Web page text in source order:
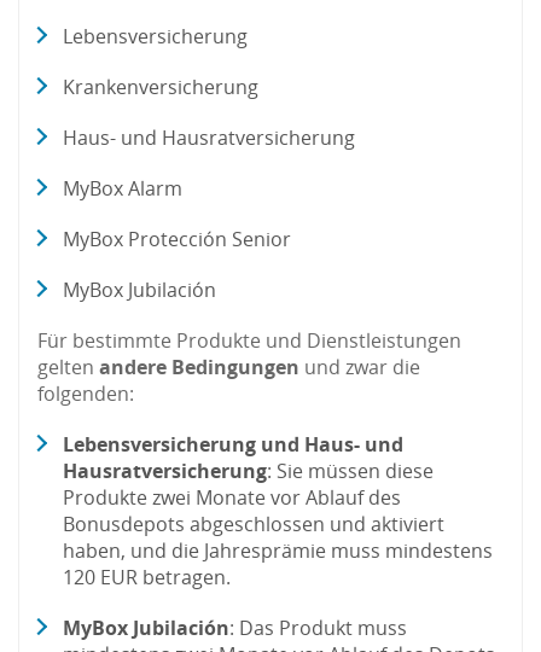
Lebensversicherung
Krankenversicherung
Haus- und Hausratversicherung
MyBox Alarm
MyBox Protección Senior
MyBox Jubilación
Für bestimmte Produkte und Dienstleistungen
gelten andere Bedingungen und zwar die
folgenden:
Lebensversicherung und Haus- und
Hausratversicherung: Sie müssen diese
Produkte zwei Monate vor Ablauf des
Bonusdepots abgeschlossen und aktiviert
haben, und die Jahresprämie muss mindestens
120 EUR betragen.
MyBox Jubilación: Das Produkt muss